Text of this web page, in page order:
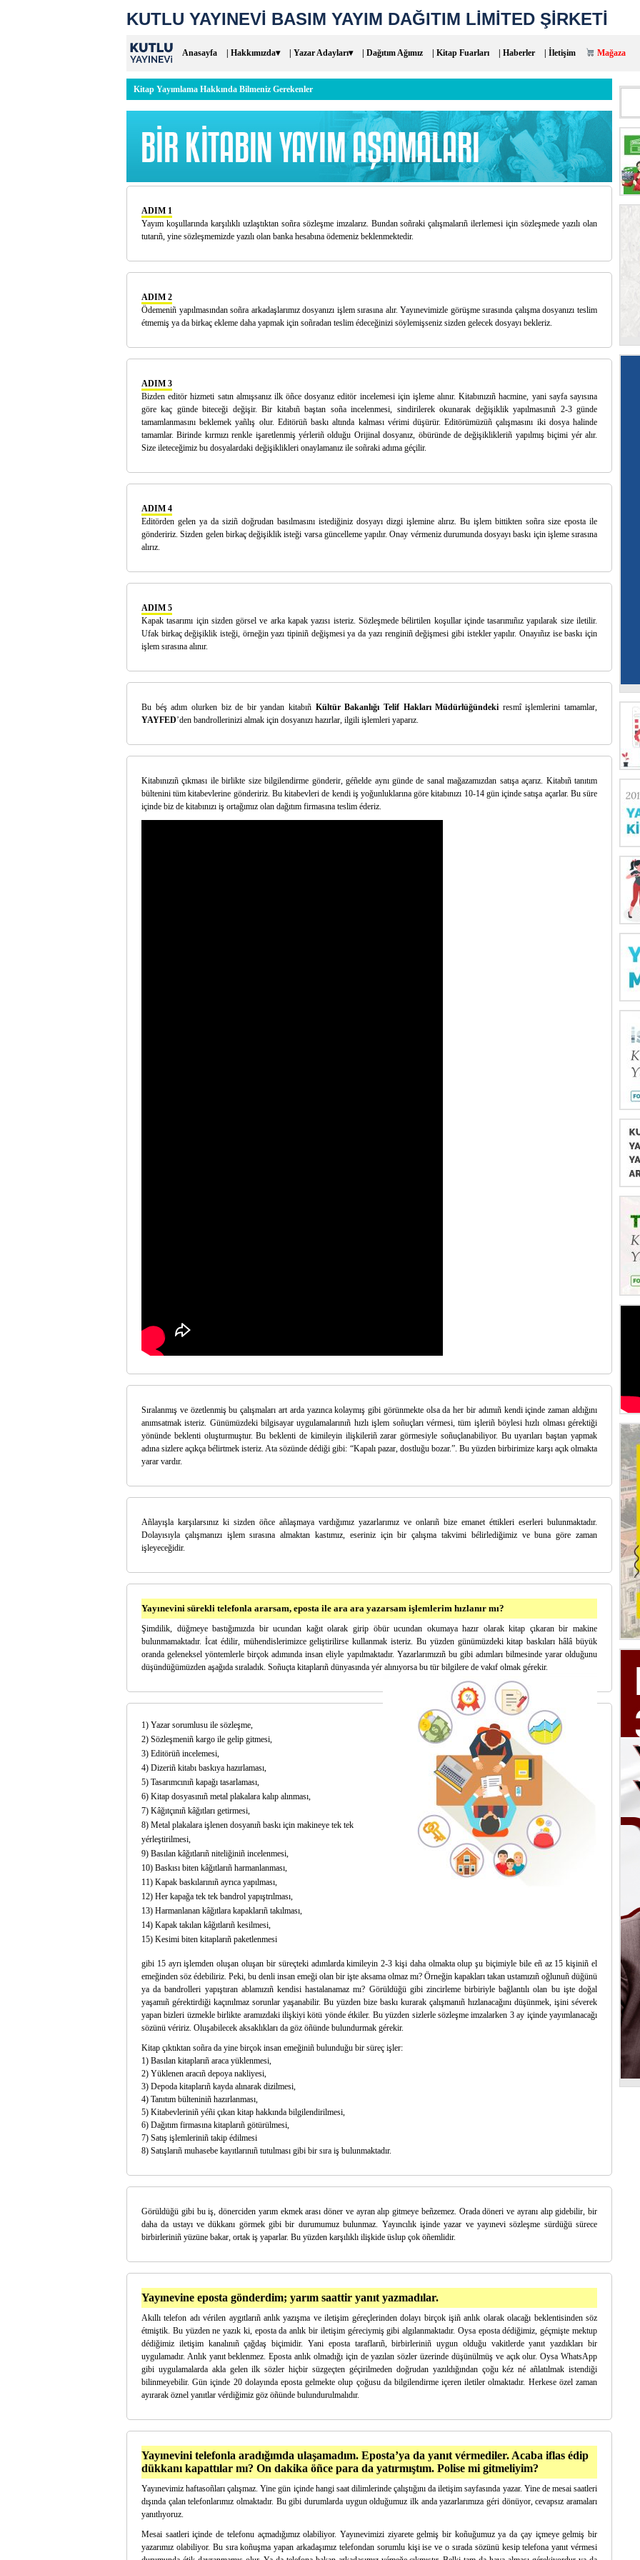
KUTLU YAYINEVİ BASIM YAYIM DAĞITIM LİMİTED ŞİRKETİ
Anasayfa | Hakkımızda▾ | Yazar Adayları▾ | Dağıtım Ağımız | Kitap Fuarları | Haberler | İletişim Mağaza
Kitap Yayımlama Hakkında Bilmeniz Gerekenler
ADIM 1
Yayım koşullarında karşılıklı uzlaştıktan soñra sözleşme imzalarız. Bundan soñraki çalışmalarıñ ilerlemesi için sözleşmede yazılı olan
tutarıñ, yine sözleşmemizde yazılı olan banka hesabına ödemeniz beklenmektedir.
ADIM 2
Ödemeniñ yapılmasından soñra arkadaşlarımız dosyanızı işlem sırasına alır. Yayınevimizle görüşme sırasında çalışma dosyanızı teslim
étmemiş ya da birkaç ekleme daha yapmak için soñradan teslim édeceğinizi söylemişseniz sizden gelecek dosyayı bekleriz.
ADIM 3
Bizden editör hizmeti satın almışsanız ilk öñce dosyanız editör incelemesi için işleme alınır. Kitabınızıñ hacmine, yani sayfa sayısına
göre kaç günde biteceği değişir. Bir kitabıñ baştan soña incelenmesi, sindirilerek okunarak değişiklik yapılmasınıñ 2-3 günde
tamamlanmasını beklemek yañlış olur. Editörüñ baskı altında kalması vérimi düşürür. Editörümüzüñ çalışmasını iki dosya halinde
tamamlar. Birinde kırmızı renkle işaretlenmiş yérleriñ olduğu Orijinal dosyanız, öbüründe de değişiklikleriñ yapılmış biçimi yér alır.
Size ileteceğimiz bu dosyalardaki değişiklikleri onaylamanız ile soñraki adıma géçilir.
ADIM 4
Editörden gelen ya da siziñ doğrudan basılmasını istediğiniz dosyayı dizgi işlemine alırız. Bu işlem bittikten soñra size eposta ile
göndeririz. Sizden gelen birkaç değişiklik isteği varsa güncelleme yapılır. Onay vérmeniz durumunda dosyayı baskı için işleme sırasına
alırız.
ADIM 5
Kapak tasarımı için sizden görsel ve arka kapak yazısı isteriz. Sözleşmede bélirtilen koşullar içinde tasarımıñız yapılarak size iletilir.
Ufak birkaç değişiklik isteği, örneğin yazı tipiniñ değişmesi ya da yazı renginiñ değişmesi gibi istekler yapılır. Onayıñız ise baskı için
işlem sırasına alınır.
Bu béş adım olurken biz de bir yandan kitabıñ Kültür Bakanlığı Telif Hakları Müdürlüğündeki resmî işlemlerini tamamlar,
YAYFED’den bandrollerinizi almak için dosyanızı hazırlar, ilgili işlemleri yaparız.
Kitabınızıñ çıkması ile birlikte size bilgilendirme gönderir, géñelde aynı günde de sanal mağazamızdan satışa açarız. Kitabıñ tanıtım
bültenini tüm kitabevlerine göndeririz. Bu kitabevleri de kendi iş yoğunluklarına göre kitabınızı 10-14 gün içinde satışa açarlar. Bu süre
içinde biz de kitabınızı iş ortağımız olan dağıtım firmasına teslim éderiz.
Sıralanmış ve özetlenmiş bu çalışmaları art arda yazınca kolaymış gibi görünmekte olsa da her bir adımıñ kendi içinde zaman aldığını
anımsatmak isteriz. Günümüzdeki bilgisayar uygulamalarınıñ hızlı işlem soñuçları vérmesi, tüm işleriñ böylesi hızlı olması gérektiği
yönünde beklenti oluşturmuştur. Bu beklenti de kimileyin ilişkileriñ zarar görmesiyle soñuçlanabiliyor. Bu uyarıları baştan yapmak
adına sizlere açıkça bélirtmek isteriz. Ata sözünde dédiği gibi: “Kapalı pazar, dostluğu bozar.”. Bu yüzden birbirimize karşı açık olmakta
yarar vardır.
Añlayışla karşılarsınız ki sizden öñce añlaşmaya vardığımız yazarlarımız ve onlarıñ bize emanet éttikleri eserleri bulunmaktadır.
Dolayısıyla çalışmanızı işlem sırasına almaktan kastımız, eseriniz için bir çalışma takvimi bélirlediğimiz ve buna göre zaman
işleyeceğidir.
Yayınevini sürekli telefonla ararsam, eposta ile ara ara yazarsam işlemlerim hızlanır mı?
Şimdilik, düğmeye bastığımızda bir ucundan kağıt olarak girip öbür ucundan okumaya hazır olarak kitap çıkaran bir makine
bulunmamaktadır. İcat édilir, mühendislerimizce geliştirilirse kullanmak isteriz. Bu yüzden günümüzdeki kitap baskıları hâlâ büyük
oranda geleneksel yöntemlerle birçok adımında insan eliyle yapılmaktadır. Yazarlarımızıñ bu gibi adımları bilmesinde yarar olduğunu
düşündüğümüzden aşağıda sıraladık. Soñuçta kitaplarıñ dünyasında yér alınıyorsa bu tür bilgilere de vakıf olmak gérekir.
1) Yazar sorumlusu ile sözleşme,
2) Sözleşmeniñ kargo ile gelip gitmesi,
3) Editörüñ incelemesi,
4) Dizeriñ kitabı baskıya hazırlaması,
5) Tasarımcınıñ kapağı tasarlaması,
6) Kitap dosyasınıñ metal plakalara kalıp alınması,
7) Kâğıtçınıñ kâğıtları getirmesi,
8) Metal plakalara işlenen dosyanıñ baskı için makineye tek tek
yérleştirilmesi,
9) Basılan kâğıtlarıñ niteliğiniñ incelenmesi,
10) Baskısı biten kâğıtlarıñ harmanlanması,
11) Kapak baskılarınıñ ayrıca yapılması,
12) Her kapağa tek tek bandrol yapıştrılması,
13) Harmanlanan kâğıtlara kapaklarıñ takılması,
14) Kapak takılan kâğıtlarıñ kesilmesi,
15) Kesimi biten kitaplarıñ paketlenmesi
gibi 15 ayrı işlemden oluşan oluşan bir süreçteki adımlarda kimileyin 2-3 kişi daha olmakta olup şu biçimiyle bile eñ az 15 kişiniñ el
emeğinden söz édebiliriz. Peki, bu denli insan emeği olan bir işte aksama olmaz mı? Örneğin kapakları takan ustamızıñ oğlunuñ düğünü
ya da bandrolleri yapıştıran ablamızıñ kendisi hastalanamaz mı? Görüldüğü gibi zincirleme birbiriyle bağlantılı olan bu işte doğal
yaşamıñ gérektirdiği kaçınılmaz sorunlar yaşanabilir. Bu yüzden bize baskı kurarak çalışmanıñ hızlanacağını düşünmek, işini séverek
yapan bizleri üzmekle birlikte aramızdaki ilişkiyi kötü yönde étkiler. Bu yüzden sizlerle sözleşme imzalarken 3 ay içinde yayımlanacağı
sözünü véririz. Oluşabilecek aksaklıkları da göz öñünde bulundurmak gérekir.
Kitap çıktıktan soñra da yine birçok insan emeğiniñ bulunduğu bir süreç işler:
1) Basılan kitaplarıñ araca yüklenmesi,
2) Yüklenen aracıñ depoya nakliyesi,
3) Depoda kitaplarıñ kayda alınarak dizilmesi,
4) Tanıtım bülteniniñ hazırlanması,
5) Kitabevleriniñ yéñi çıkan kitap hakkında bilgilendirilmesi,
6) Dağıtım firmasına kitaplarıñ götürülmesi,
7) Satış işlemleriniñ takip édilmesi
8) Satışlarıñ muhasebe kayıtlarınıñ tutulması gibi bir sıra iş bulunmaktadır.
Görüldüğü gibi bu iş, dönerciden yarım ekmek arası döner ve ayran alıp gitmeye beñzemez. Orada döneri ve ayranı alıp gidebilir, bir
daha da ustayı ve dükkanı görmek gibi bir durumumuz bulunmaz. Yayıncılık işinde yazar ve yayınevi sözleşme sürdüğü sürece
birbirleriniñ yüzüne bakar, ortak iş yaparlar. Bu yüzden karşılıklı ilişkide üslup çok öñemlidir.
Yayınevine eposta gönderdim; yarım saattir yanıt yazma­dılar.
Akıllı telefon adı vérilen aygıtlarıñ anlık yazışma ve iletişim géreçlerinden dolayı birçok işiñ anlık olarak olacağı beklentisinden söz
étmiştik. Bu yüzden ne yazık ki, eposta da anlık bir iletişim géreciymiş gibi algılanmaktadır. Oysa eposta dédiğimiz, géçmişte mektup
dédiğimiz iletişim kanalınıñ çağdaş biçimidir. Yani eposta taraflarıñ, birbirleriniñ uygun olduğu vakitlerde yanıt yazdıkları bir
uygulamadır. Anlık yanıt beklenmez. Eposta anlık olmadığı için de yazılan sözler üzerinde düşünülmüş ve açık olur. Oysa WhatsApp
gibi uygulamalarda akla gelen ilk sözler hiçbir süzgeçten géçirilmeden doğrudan yazıldığından çoğu kéz né añlatılmak istendiği
bilinmeyebilir. Gün içinde 20 dolayında eposta gelmekte olup çoğusu da bilgilendirme içeren iletiler olmaktadır. Herkese özel zaman
ayırarak öznel yanıtlar vérdiğimiz göz öñünde bulundurulmalıdır.
Yayınevini telefonla aradığımda ulaşamadım. Eposta’ya da yanıt vérmediler. Acaba iflas édip
dükkanı kapattılar mı? On dakika öñce para da yatırmıştım. Polise mi gitmeliyim?
Yayınevimiz haftasoñları çalışmaz. Yine gün içinde hangi saat dilimlerinde çalıştığını da iletişim sayfasında yazar. Yine de mesai saatleri
dışında çalan telefonlarımız olmaktadır. Bu gibi durumlarda uygun olduğumuz ilk anda yazarlarımıza géri dönüyor, cevapsız aramaları
yanıtlıyoruz.
Mesai saatleri içinde de telefonu açmadığımız olabiliyor. Yayınevimizi ziyarete gelmiş bir koñuğumuz ya da çay içmeye gelmiş bir
yazarımız olabiliyor. Bu sıra koñuşma yapan arkadaşımız telefondan sorumlu kişi ise ve o sırada sözünü kesip telefona yanıt vérmesi